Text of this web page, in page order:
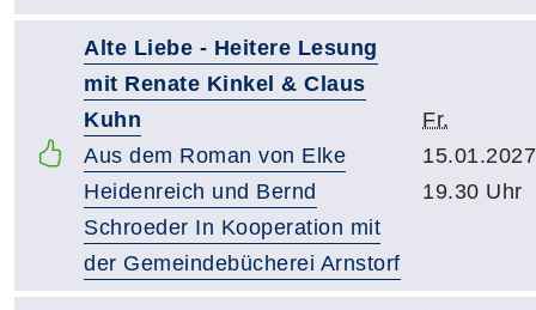
Alte Liebe - Heitere Lesung
mit Renate Kinkel & Claus
Kuhn
Aus dem Roman von Elke
Heidenreich und Bernd
Schroeder In Kooperation mit
der Gemeindebücherei Arnstorf
Fr.
19.30 Uhr